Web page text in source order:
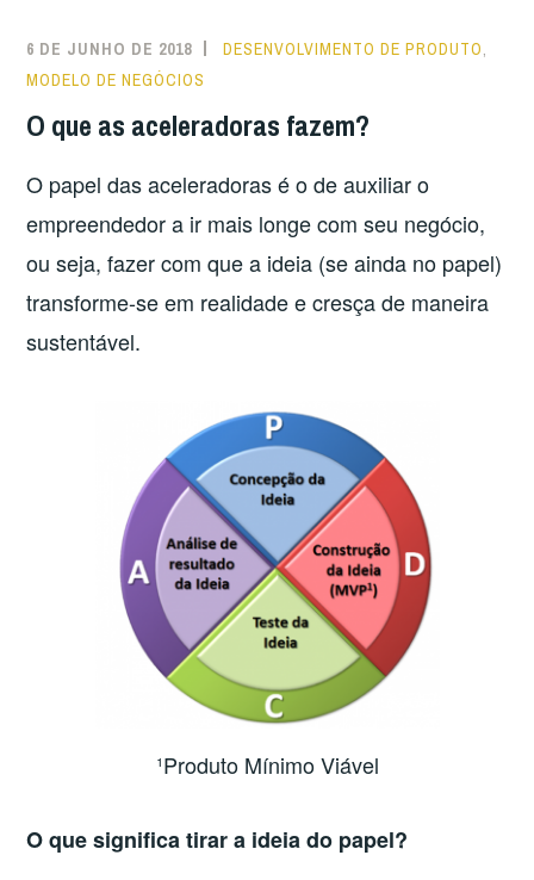
6 DE JUNHO DE 2018 DESENVOLVIMENTO DE PRODUTO,
MODELO DE NEGÓCIOS
O que as aceleradoras fazem?
O papel das aceleradoras é o de auxiliar o
empreendedor a ir mais longe com seu negócio,
ou seja, fazer com que a ideia (se ainda no papel)
transforme-se em realidade e cresça de maneira
sustentável.
¹Produto Mínimo Viável
O que significa tirar a ideia do papel?